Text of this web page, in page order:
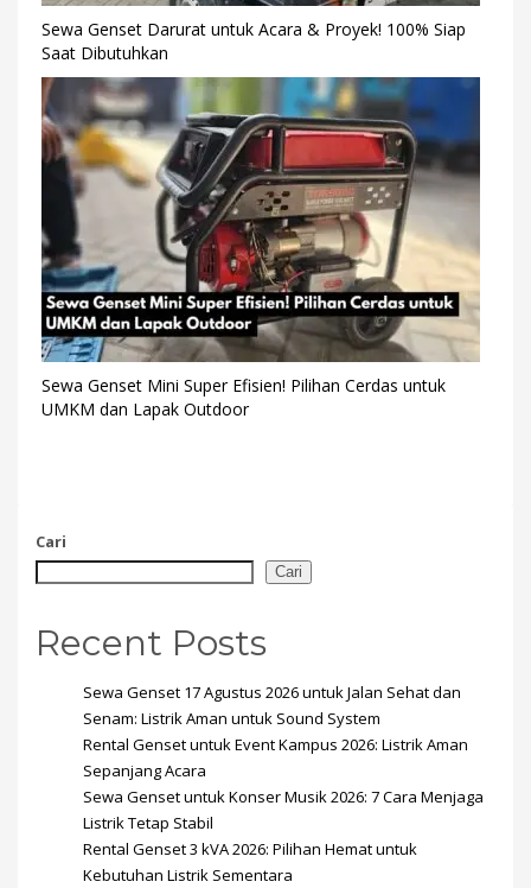
Sewa Genset Darurat untuk Acara & Proyek! 100% Siap
Saat Dibutuhkan
Sewa Genset Mini Super Efisien! Pilihan Cerdas untuk
UMKM dan Lapak Outdoor
Cari
Cari
Recent Posts
Sewa Genset 17 Agustus 2026 untuk Jalan Sehat dan
Senam: Listrik Aman untuk Sound System
Rental Genset untuk Event Kampus 2026: Listrik Aman
Sepanjang Acara
Sewa Genset untuk Konser Musik 2026: 7 Cara Menjaga
Listrik Tetap Stabil
Rental Genset 3 kVA 2026: Pilihan Hemat untuk
Kebutuhan Listrik Sementara